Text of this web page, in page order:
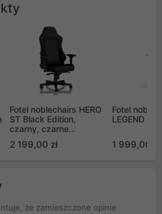
Fotel noblechairs HERO
ST Black Edition,
czarny, czarne
obszycie (NBL-HRO-ST-
BED)
2 199,00 zł
Fotel
LEGEND
1 999,00 zł
że zamieszczone opinie